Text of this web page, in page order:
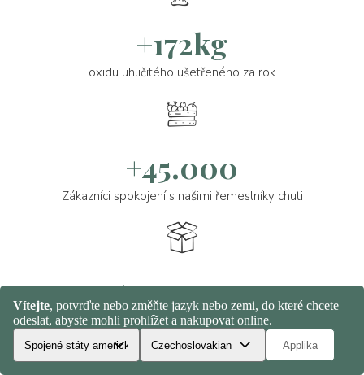
+172kg
oxidu uhličitého ušetřeného za rok
+45.000
Zákazníci spokojení s našimi řemeslníky chuti
+100.000
Producenty čerstvé zaslané s věnovaným balením